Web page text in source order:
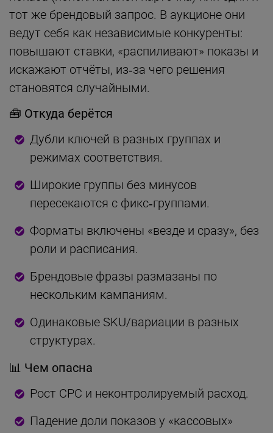
тот же брендовый запрос. В аукционе они
ведут себя как независимые конкуренты:
повышают ставки, «распиливают» показы и
искажают отчёты, из‑за чего решения
становятся случайными.
🧰 Откуда берётся
Дубли ключей в разных группах и
режимах соответствия.
Широкие группы без минусов
пересекаются с фикс‑группами.
Форматы включены «везде и сразу», без
роли и расписания.
Брендовые фразы размазаны по
нескольким кампаниям.
Одинаковые SKU/вариации в разных
структурах.
📊 Чем опасна
Рост CPC и неконтролируемый расход.
Падение доли показов у «кассовых»